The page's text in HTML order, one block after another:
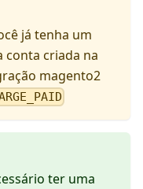
já tenha um
conta criada na
magento2
ter uma